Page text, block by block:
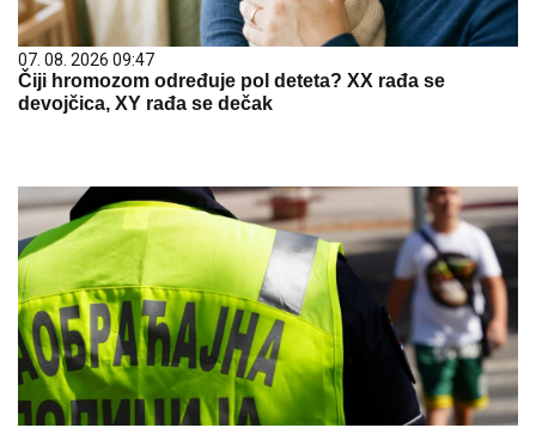
07. 08. 2026 09:47
Čiji hromozom određuje pol deteta? XX rađa se
devojčica, XY rađa se dečak